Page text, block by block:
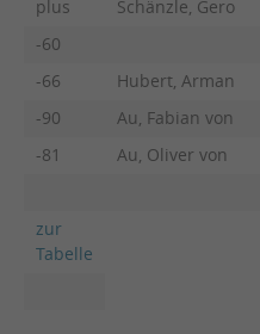
plus Schänzle, Gero
-60
-66
Hubert, Arman
-90
Au, Fabian von
-81
Au, Oliver von
zur
Tabelle